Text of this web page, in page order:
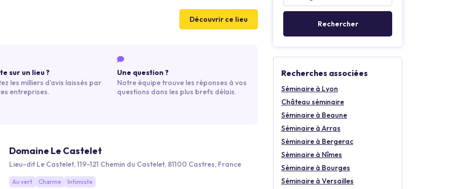
Recherches associées
Séminaire à Lyon
Château séminaire
Séminaire à Beaune
Séminaire à Arras
Séminaire à Bergerac
Séminaire à Nîmes
Séminaire à Bourges
Séminaire à Versailles
chaleureuse et conviviale. Le restaurant L'Occitan vous fera découvrir une
Découvrir ce lieu
sur un lieu ?
les milliers d’avis laissés par
entreprises.
Une question ?
Notre équipe trouve les réponses à vos
questions dans les plus brefs délais.
Domaine Le Castelet
Lieu-dit Le Castelet, 119-121 Chemin du Castelet, 81100 Castres, France
Au vert Charme Intimiste